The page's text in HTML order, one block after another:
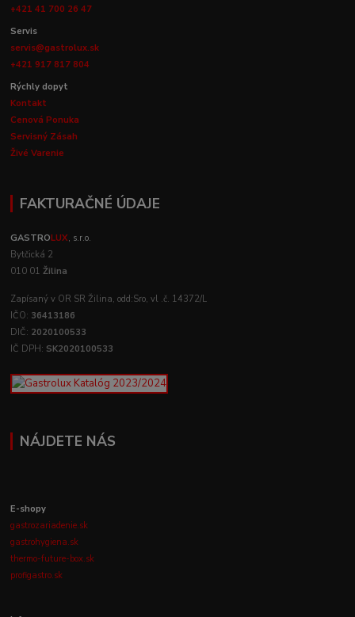
+421 41 700 26 47
Servis
servis@gastrolux.sk
+421 917 817 804
Rýchly dopyt
Kontakt
Cenová Ponuka
Servisný Zásah
Živé Varenie
FAKTURAČNÉ ÚDAJE
GASTROLUX, s.r.o.
Bytčická 2
010 01Žilina
Zapísaný v OR SR Žilina, odd:Sro, vl .č. 14372/L
IČO: 36413186
DIČ: 2020100533
IČ DPH: SK2020100533
NÁJDETE NÁS
E-shopy
gastrozariadenie.sk
gastrohygiena.sk
thermo-future-box.sk
profigastro.sk